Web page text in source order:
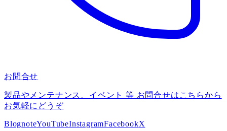
お問合せ
製品やメンテナンス、イベント 等 お問合せはこちらから
お気軽にどうぞ
BlognoteYouTubeInstagramFacebookX